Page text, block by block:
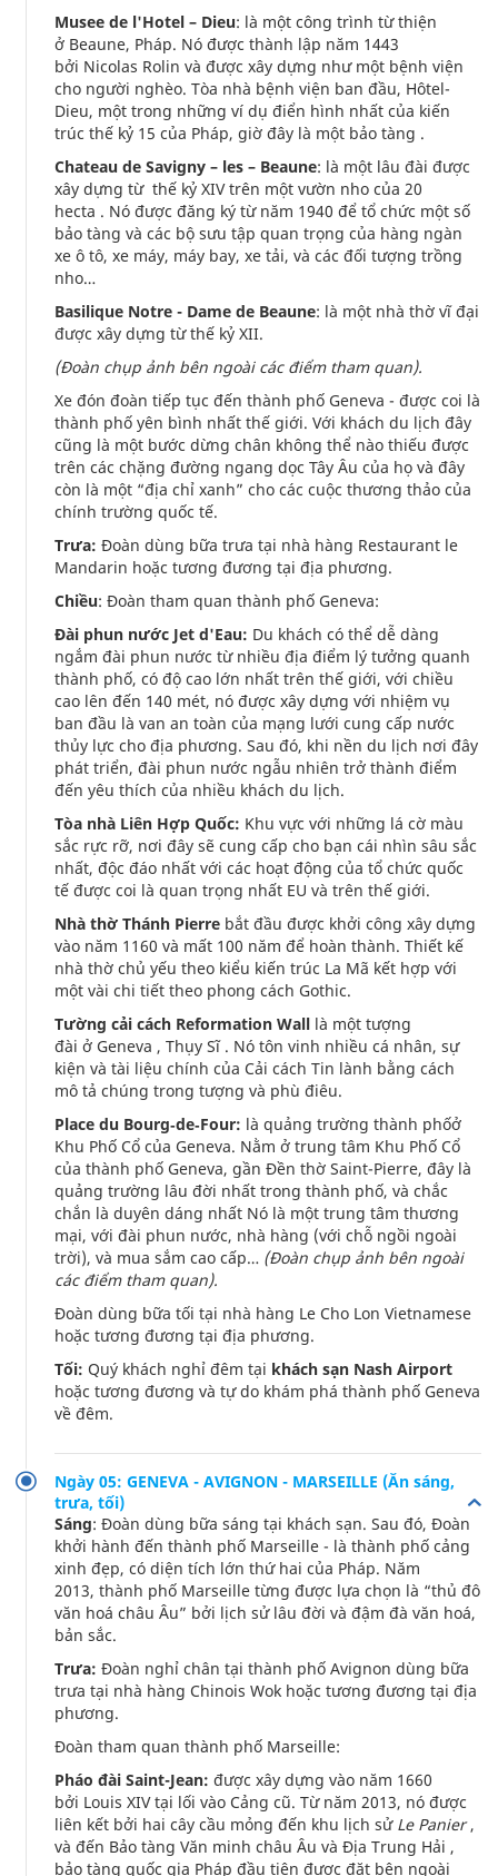
Musee de l'Hotel – Dieu: là một công trình từ thiện
ở Beaune, Pháp. Nó được thành lập năm 1443
bởi Nicolas Rolin và được xây dựng như một bệnh viện
cho người nghèo. Tòa nhà bệnh viện ban đầu, Hôtel-
Dieu, một trong những ví dụ điển hình nhất của kiến ​​
trúc thế kỷ 15 của Pháp, giờ đây là một bảo tàng .
Chateau de Savigny – les – Beaune: là một lâu đài được
xây dựng từ thế kỷ XIV trên một vườn nho của 20
hecta . Nó được đăng ký từ năm 1940 để tổ chức một số
bảo tàng và các bộ sưu tập quan trọng của hàng ngàn
xe ô tô, xe máy, máy bay, xe tải, và các đối tượng trồng
nho…
Basilique Notre - Dame de Beaune: là một nhà thờ vĩ đại
được xây dựng từ thế kỷ XII.
(Đoàn chụp ảnh bên ngoài các điểm tham quan).
Xe đón đoàn tiếp tục đến thành phố Geneva - được coi là
thành phố yên bình nhất thế giới. Với khách du lịch đây
cũng là một bước dừng chân không thể nào thiếu được
trên các chặng đường ngang dọc Tây Âu của họ và đây
còn là một “địa chỉ xanh” cho các cuộc thương thảo của
chính trường quốc tế.
Trưa: Đoàn dùng bữa trưa tại nhà hàng Restaurant le
Mandarin hoặc tương đương tại địa phương.
Chiều: Đoàn tham quan thành phố Geneva:
Đài phun nước Jet d'Eau: Du khách có thể dễ dàng
ngắm đài phun nước từ nhiều địa điểm lý tưởng quanh
thành phố, có độ cao lớn nhất trên thế giới, với chiều
cao lên đến 140 mét, nó được xây dựng với nhiệm vụ
ban đầu là van an toàn của mạng lưới cung cấp nước
thủy lực cho địa phương. Sau đó, khi nền du lịch nơi đây
phát triển, đài phun nước ngẫu nhiên trở thành điểm
đến yêu thích của nhiều khách du lịch.
Tòa nhà Liên Hợp Quốc: Khu vực với những lá cờ màu
sắc rực rỡ, nơi đây sẽ cung cấp cho bạn cái nhìn sâu sắc
nhất, độc đáo nhất với các hoạt động của tổ chức quốc
tế được coi là quan trọng nhất EU và trên thế giới.
Nhà thờ Thánh Pierre bắt đầu được khởi công xây dựng
vào năm 1160 và mất 100 năm để hoàn thành. Thiết kế
nhà thờ chủ yếu theo kiểu kiến trúc La Mã kết hợp với
một vài chi tiết theo phong cách Gothic.
Tường cải cách Reformation Wall là một tượng
đài ở Geneva , Thụy Sĩ . Nó tôn vinh nhiều cá nhân, sự
kiện và tài liệu chính của Cải cách Tin lành bằng cách
mô tả chúng trong tượng và phù điêu.
Place du Bourg‐de‐Four: là quảng trường thành phốở
Khu Phố Cổ của Geneva. Nằm ở trung tâm Khu Phố Cổ
của thành phố Geneva, gần Đền thờ Saint-Pierre, đây là
quảng trường lâu đời nhất trong thành phố, và chắc
chắn là duyên dáng nhất Nó là một trung tâm thương
mại, với đài phun nước, nhà hàng (với chỗ ngồi ngoài
trời), và mua sắm cao cấp… (Đoàn chụp ảnh bên ngoài
các điểm tham quan).
Đoàn dùng bữa tối tại nhà hàng Le Cho Lon Vietnamese
hoặc tương đương tại địa phương.
Tối: Quý khách nghỉ đêm tại khách sạn Nash Airport
hoặc tương đương và tự do khám phá thành phố Geneva
về đêm.
Ngày 05: GENEVA - AVIGNON - MARSEILLE (Ăn sáng,
trưa, tối)
Sáng: Đoàn dùng bữa sáng tại khách sạn. Sau đó, Đoàn
khởi hành đến thành phố Marseille - là thành phố cảng
xinh đẹp, có diện tích lớn thứ hai của Pháp. Năm
2013, thành phố Marseille từng được lựa chọn là “thủ đô
văn hoá châu Âu” bởi lịch sử lâu đời và đậm đà văn hoá,
bản sắc.
Trưa: Đoàn nghỉ chân tại thành phố Avignon dùng bữa
trưa tại nhà hàng Chinois Wok hoặc tương đương tại địa
phương.
Đoàn tham quan thành phố Marseille:
Pháo đài Saint-Jean: được xây dựng vào năm 1660
bởi Louis XIV tại lối vào Cảng cũ. Từ năm 2013, nó được
liên kết bởi hai cây cầu mỏng đến khu lịch sử Le Panier,
và đến Bảo tàng Văn minh châu Âu và Địa Trung Hải ,
bảo tàng quốc gia Pháp đầu tiên được đặt bên ngoài